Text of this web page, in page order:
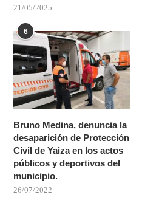
21/05/2025
6
Bruno Medina, denuncia la
desaparición de Protección
Civil de Yaiza en los actos
públicos y deportivos del
municipio.
26/07/2022